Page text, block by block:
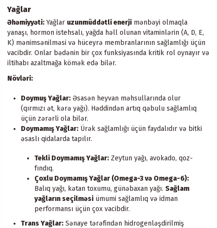
Yağlar
Əhəmiyyəti:Yağlar uzunmüddətli enerji mənbəyi olmaqla
yanaşı, hormon istehsalı, yağda həll olunan vitaminlərin (A, D, E,
K) mənimsənilməsi və hüceyrə membranlarının sağlamlığı üçün
vacibdir. Onlar bədənin bir çox funksiyasında kritik rol oynayır və
iltihabı azaltmağa kömək edə bilər.
Növləri:
Doymuş Yağlar: Əsasən heyvan məhsullarında olur
(qırmızı ət, kərə yağı). Həddindən artıq qəbulu sağlamlıq
üçün zərərli ola bilər.
Doymamış Yağlar: Ürək sağlamlığı üçün faydalıdır və bitki
əsaslı qidalarda tapılır.
Tekli Doymamış Yağlar: Zeytun yağı, avokado, qoz-
fındıq.
Çoxlu Doymamış Yağlar (Omega-3 və Omega-6):
Balıq yağı, kətan toxumu, günəbaxan yağı. Sağlam
yağların seçilməsi ümumi sağlamlıq və idman
performansı üçün çox vacibdir.
Trans Yağlar: Sənaye tərəfindən hidrogenləşdirilmiş